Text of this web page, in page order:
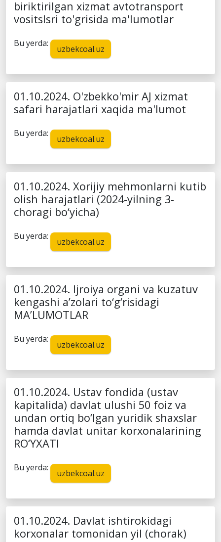
biriktirilgan xizmat avtotransport
vositslsri to'grisida ma'lumotlar
Bu yerda:
uzbekcoal.uz
01.10.2024. O'zbekko'mir AJ xizmat
safari harajatlari xaqida ma'lumot
Bu yerda:
uzbekcoal.uz
01.10.2024. Xorijiy mehmonlarni kutib
olish harajatlari (2024-yilning 3-
choragi bo‘yicha)
Bu yerda:
uzbekcoal.uz
01.10.2024. Ijroiya organi va kuzatuv
kengashi a’zolari to‘g‘risidagi
MA’LUMOTLAR
Bu yerda:
uzbekcoal.uz
01.10.2024. Ustav fondida (ustav
kapitalida) davlat ulushi 50 foiz va
undan ortiq bo‘lgan yuridik shaxslar
hamda davlat unitar korxonalarining
RO‘YXATI
Bu yerda:
uzbekcoal.uz
01.10.2024. Davlat ishtirokidagi
korxonalar tomonidan yil (chorak)